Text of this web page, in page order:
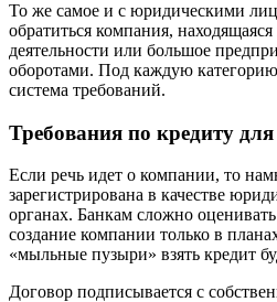
То же самое и с юридическими
обратиться компания, находящаяся
деятельности или большое
оборотами. Под каждую категорию
система требований.
Требования по кредиту
Если речь идет о компании, то
зарегистрирована в качестве
органах. Банкам сложно
создание компании только в
«мыльные пузыри» взять кредит
Договор подписывается с